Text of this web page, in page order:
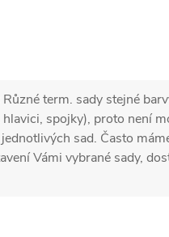
Různé term. sady stejné
spojky), proto není
sad. Často
Vámi vybrané sady,